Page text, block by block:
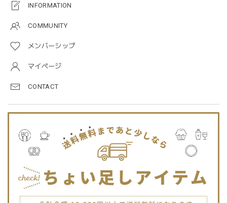
INFORMATION
COMMUNITY
メンバーシップ
マイページ
CONTACT
taupe（チャコールグレー）
プレゼントした友人がとても喜んでました。ありがとうござ
Jellycat ジェリーキャット | Bashful Tiger Huge とら ぬいぐるみ 大きいサイズ
2025/12/16
JELLYCATは特に個体差が激しいブランドなので、どんな子
が来るかいつも少し不安ですが、可愛い子が届いて良かった
です。Primiiさんでお迎えした子はみんな可愛い子なので嬉